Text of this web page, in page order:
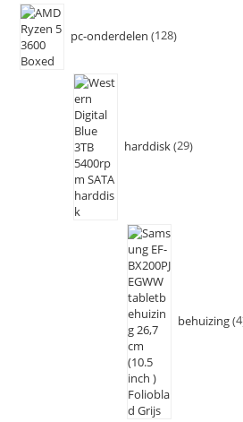
pc-onderdelen 128
harddisk 29
behuizing 4